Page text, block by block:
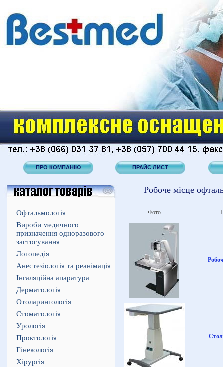
ПРО КОМПАНІЮ ПРАЙС ЛИСТ
Офтальмологія
Вироби медичного
призначення одноразового
застосування
Логопедія
Анестезіологія та реанімація
Інгаляційна апаратура
Дерматологія
Отоларингологія
Стоматологія
Урологія
Проктологія
Гінекологія
Хірургія
Робоче місце
Фото